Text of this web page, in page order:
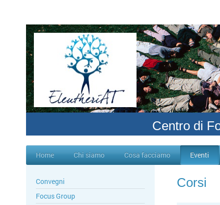
Centro di
Home Chi siamo Cosa facciamo Eventi
Corsi
Convegni
Focus Group